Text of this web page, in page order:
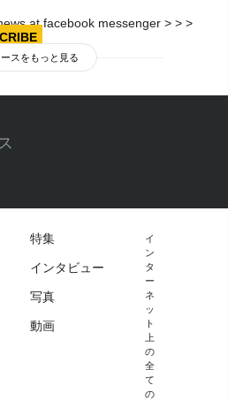
at facebook messenger > > >
ースをもっと見る
特集
インタビュー
写真
動画
イ
ン
タ
ー
ネ
ッ
ト
上
の
全
て
の